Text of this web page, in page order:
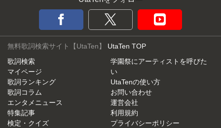
無料歌詞検索サイト【UtaTen】 UtaTen TOP
歌詞検索
マイページ
歌詞ランキング
歌詞コラム
エンタメニュース
特集記事
検定・クイズ
学園祭にアーティストを呼びた
い
UtaTenの使い方
お問い合わせ
運営会社
利用規約
プライバシーポリシー